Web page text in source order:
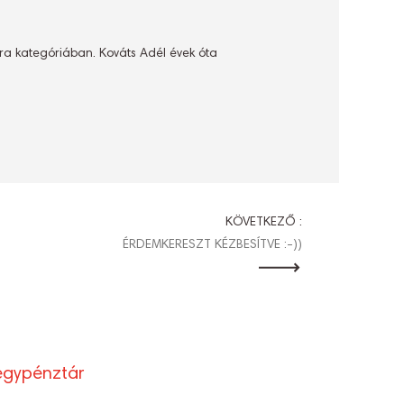
kategóriában. Kováts Adél évek óta
KÖVETKEZŐ :
ÉRDEMKERESZT KÉZBESÍTVE :-))